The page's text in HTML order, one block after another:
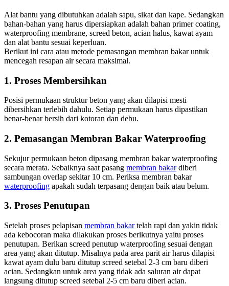
Alat bantu yang dibutuhkan adalah sapu, sikat dan kape. Sedangkan
bahan-bahan yang harus dipersiapkan adalah bahan primer coating,
waterproofing membrane, screed beton, acian halus, kawat ayam
dan alat bantu sesuai keperluan.
Berikut ini cara atau metode pemasangan membran bakar untuk
mencegah resapan air secara maksimal.
1. Proses Membersihkan
Posisi permukaan struktur beton yang akan dilapisi mesti
dibersihkan terlebih dahulu. Setiap permukaan harus dipastikan
benar-benar bersih dari kotoran dan debu.
2. Pemasangan Membran Bakar Waterproofing
Sekujur permukaan beton dipasang membran bakar waterproofing
secara merata. Sebaiknya saat pasang membran bakardiberi
sambungan overlap sekitar 10 cm. Periksa membran bakar
waterproofing apakah sudah terpasang dengan baik atau belum.
3. Proses Penutupan
Setelah proses pelapisan membran bakartelah rapi dan yakin tidak
ada kebocoran maka dilakukan proses berikutnya yaitu proses
penutupan. Berikan screed penutup waterproofing sesuai dengan
area yang akan ditutup. Misalnya pada area parit air harus dilapisi
kawat ayam dulu baru ditutup screed setebal 2-3 cm baru diberi
acian. Sedangkan untuk area yang tidak ada saluran air dapat
langsung ditutup screed setebal 2-5 cm baru diberi acian.